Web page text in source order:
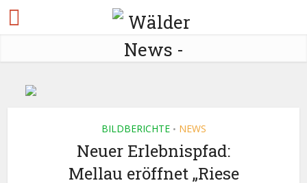
BILDBERICHTE • NEWS
Neuer Erlebnispfad:
Mellau eröffnet „Riese